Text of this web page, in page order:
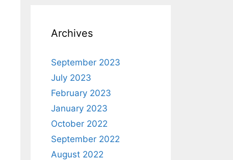
Archives
September 2023
July 2023
February 2023
January 2023
October 2022
September 2022
August 2022